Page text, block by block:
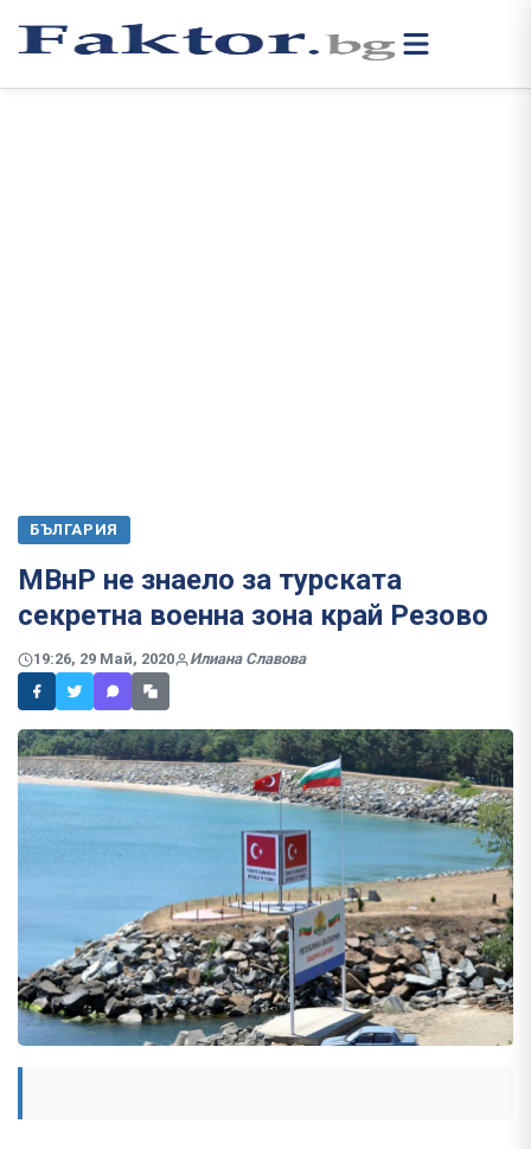
БЪЛГАРИЯ
МВнР не знаело за турската
секретна военна зона край Резово
19:26, 29 Май, 2020 Илиана Славова